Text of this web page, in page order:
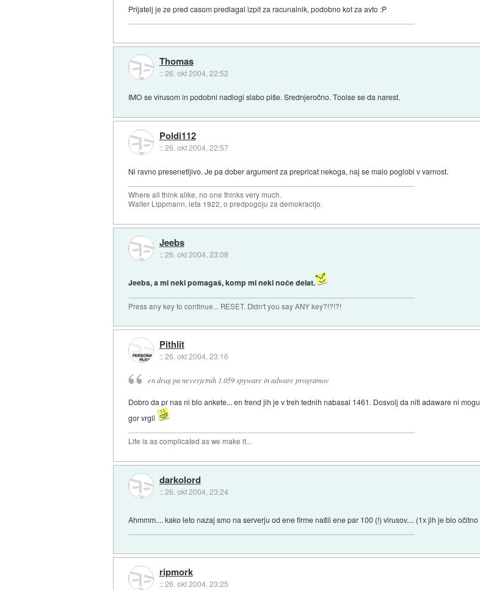
Prijatelj je ze pred casom predlagal izpit za racunalnik, podobno kot za avto :P
Thomas
::26. okt 2004, 22:52
IMO se virusom in podobni nadlogi slabo piše. Srednjeročno. Toolse se da narest.
Poldi112
::26. okt 2004, 22:57
Ni ravno presenetljivo. Je pa dober argument za prepricat nekoga, naj se malo poglobi v varnost.
Where all think alike, no one thinks very much.
Walter Lippmann, leta 1922, o predpogoju za demokracijo.
Jeebs
::26. okt 2004, 23:08
Jeebs, a mi neki pomagaš, komp mi neki noče delat.
Press any key to continue... RESET. Didn't you say ANY key?!?!?!
Pithlit
::26. okt 2004, 23:16
en drug pa neverjetnih 1.059 spyware in adware programov
Dobro da pr nas ni blo ankete... en frend jih je v treh tednih nabasal 1461. Dosvolj da niti adaware ni
gor vrgli
Life is as complicated as we make it...
darkolord
::26. okt 2004, 23:24
Ahmmm.... kako leto nazaj smo na serverju od ene firme našli ene par 100 (!) virusov.... (1x jih je blo
ripmork
::26. okt 2004, 23:25